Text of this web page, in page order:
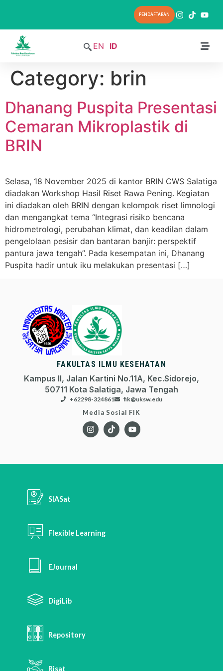
PENDAFTARAN
EN ID
Category: brin
Dhanang Puspita Presentasi
Cemaran Mikroplastik di
BRIN
Selasa, 18 November 2025 di kantor BRIN CWS Salatiga
diadakan Workshop Hasil Riset Rawa Pening. Kegiatan
ini diadakan oleh BRIN dengan kelompok riset limnologi
dan mengangkat tema “Integrasi risiko bencana
hidrometrologi, perubahan klimat, dan keadilan dalam
pengelolaan pesisir dan bantaran banjir: perspektif
pantura jawa tengah”. Pada kesempatan ini, Dhanang
Puspita hadir untuk iku melakukan presentasi […]
FAKULTAS ILMU KESEHATAN
Kampus II, Jalan Kartini No.11A, Kec.Sidorejo,
50711 Kota Salatiga, Jawa Tengah
+62298-324861 fik@uksw.edu
Media Sosial FIK
SIASat
Flexible Learning
EJournal
DigiLib
Repository
Risat